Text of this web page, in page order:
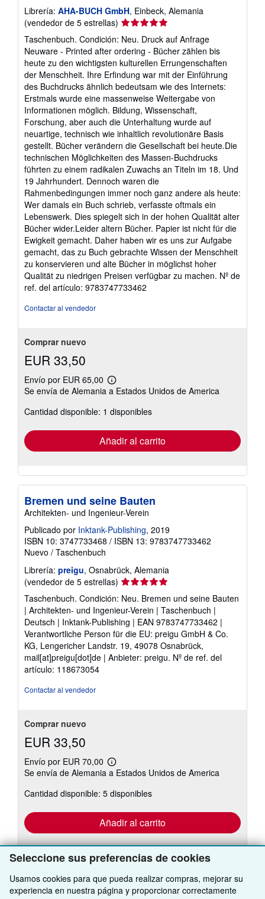
Seleccione sus preferencias de cookies
Usamos cookies para que pueda realizar compras, mejorar su
experiencia en nuestra página y proporcionar correctamente
Librería: AHA-BUCH GmbH, Einbeck, Alemania
(vendedor de 5 estrellas) Calificación
del
vendedor:
5
de
5
estrellas
Taschenbuch. Condición: Neu. Druck auf Anfrage
Neuware - Printed after ordering - Bücher zählen bis
heute zu den wichtigsten kulturellen Errungenschaften
der Menschheit. Ihre Erfindung war mit der Einführung
des Buchdrucks ähnlich bedeutsam wie des Internets:
Erstmals wurde eine massenweise Weitergabe von
Informationen möglich. Bildung, Wissenschaft,
Forschung, aber auch die Unterhaltung wurde auf
neuartige, technisch wie inhaltlich revolutionäre Basis
gestellt. Bücher verändern die Gesellschaft bei heute.Die
technischen Möglichkeiten des Massen-Buchdrucks
führten zu einem radikalen Zuwachs an Titeln im 18. Und
19 Jahrhundert. Dennoch waren die
Rahmenbedingungen immer noch ganz andere als heute:
Wer damals ein Buch schrieb, verfasste oftmals ein
Lebenswerk. Dies spiegelt sich in der hohen Qualität alter
Bücher wider.Leider altern Bücher. Papier ist nicht für die
Ewigkeit gemacht. Daher haben wir es uns zur Aufgabe
gemacht, das zu Buch gebrachte Wissen der Menschheit
zu konservieren und alte Bücher in möglichst hoher
Qualität zu niedrigen Preisen verfügbar zu machen. Nº de
ref. del artículo: 9783747733462
Contactar al vendedor
Comprar nuevo
EUR 33,50
Envío por EUR 65,00
Más
información
las
tarifas
envío
Se envía de Alemania a Estados Unidos de America
Cantidad disponible: 1 disponibles
Añadir al carrito
Bremen und seine Bauten
Architekten- und Ingenieur-Verein
Publicado por Inktank-Publishing, 2019
ISBN 10: 3747733468 / ISBN 13: 9783747733462
Nuevo / Taschenbuch
Librería: preigu, Osnabrück, Alemania
(vendedor de 5 estrellas) Calificación
del
vendedor:
5
de
5
estrellas
Taschenbuch. Condición: Neu. Bremen und seine Bauten
| Architekten- und Ingenieur-Verein | Taschenbuch |
Deutsch | Inktank-Publishing | EAN 9783747733462 |
Verantwortliche Person für die EU: preigu GmbH & Co.
KG, Lengericher Landstr. 19, 49078 Osnabrück,
mail[at]preigu[dot]de | Anbieter: preigu. Nº de ref. del
artículo: 118673054
Contactar al vendedor
Comprar nuevo
EUR 33,50
Envío por EUR 70,00
Más
información
las
tarifas
envío
Se envía de Alemania a Estados Unidos de America
Cantidad disponible: 5 disponibles
Añadir al carrito